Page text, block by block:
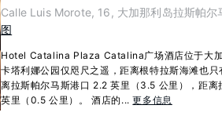
Calle Luis Morote, 16, 大加那利岛拉斯帕尔
图
Hotel Catalina Plaza Catalina广场酒店位于大
卡塔利娜公园仅咫尺之遥，距离根特拉斯海滩也
离拉斯帕尔马斯港口 2.2 英里（3.5 公里），距
英里（0.5 公里）。 酒店的...更多信息